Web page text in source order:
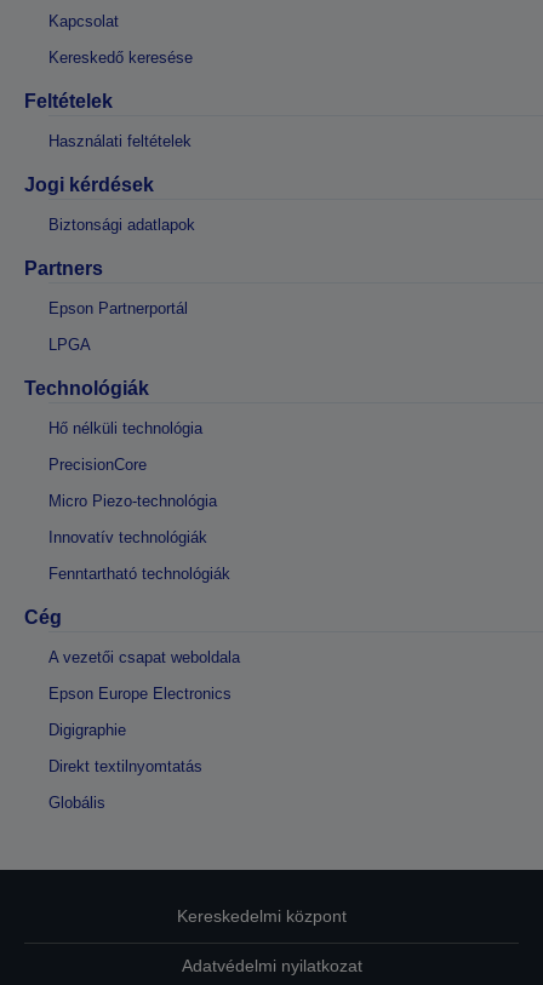
Kapcsolat
Kereskedő keresése
Feltételek
Használati feltételek
Jogi kérdések
Biztonsági adatlapok
Partners
Epson Partnerportál
LPGA
Technológiák
Hő nélküli technológia
PrecisionCore
Micro Piezo-technológia
Innovatív technológiák
Fenntartható technológiák
Cég
A vezetői csapat weboldala
Epson Europe Electronics
Digigraphie
Direkt textilnyomtatás
Globális
Kereskedelmi központ
Adatvédelmi nyilatkozat